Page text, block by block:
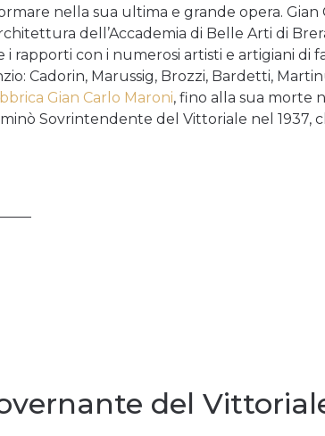
nella sua ultima e grande opera. Gian
dell’Accademia di Belle Arti di
con i numerosi artisti e artigiani di
Cadorin, Marussig, Brozzi, Bardetti,
Gian Carlo Maroni, fino alla sua morte
Sovrintendente del Vittoriale nel 1937,
del